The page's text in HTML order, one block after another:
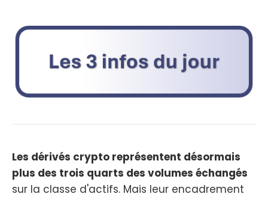
Les dérivés crypto représentent désormais
plus des trois quarts des volumes échangés
sur la classe d'actifs. Mais leur encadrement